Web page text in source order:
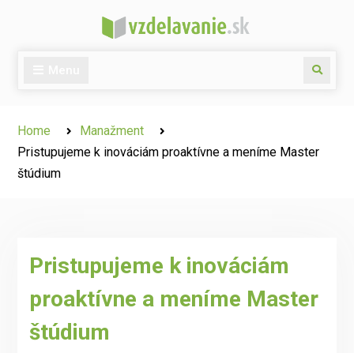
Search
Home
Manažment
Pristupujeme k inováciám proaktívne a meníme Master
štúdium
Pristupujeme k inováciám
proaktívne a meníme Master
štúdium